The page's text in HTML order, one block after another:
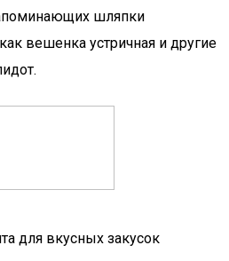
шляпки
вешенка устричная и другие
для вкусных закусок